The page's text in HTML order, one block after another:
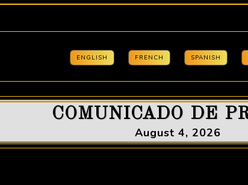
ENGLISH FRENCH SPANISH
COMUNICADO DE
August 4, 2026